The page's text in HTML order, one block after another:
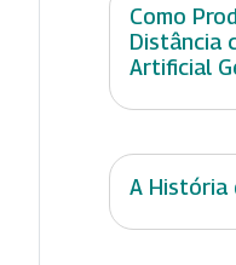
Como
Distância
Artificial
A História